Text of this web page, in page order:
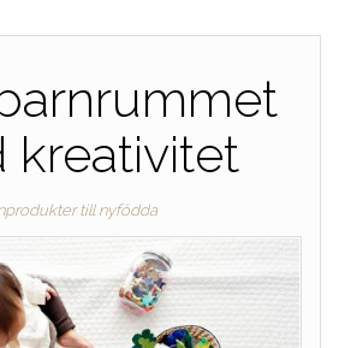
kreativitet
till nyfödda